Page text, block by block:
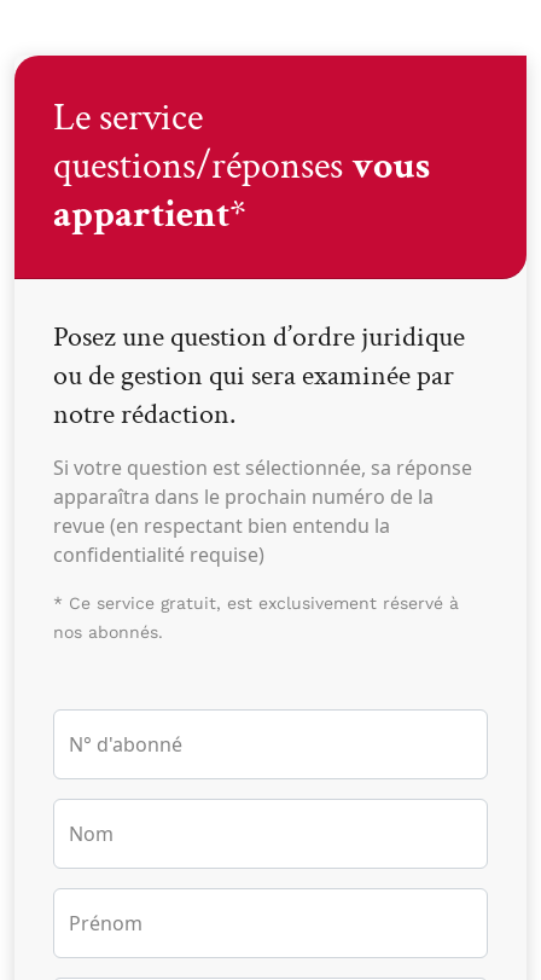
Le service
questions/réponsesvous
appartient*
Posez une question d’ordre juridique
ou de gestion qui sera examinée par
notre rédaction.
Si votre question est sélectionnée, sa réponse
apparaîtra dans le prochain numéro de la
revue (en respectant bien entendu la
confidentialité requise)
* Ce service gratuit, est exclusivement réservé à
nos abonnés.
N° d'abonné
Nom
Prénom